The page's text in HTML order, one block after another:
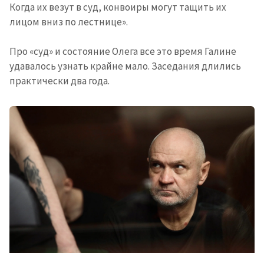
Когда их везут в суд, конвоиры могут тащить их
лицом вниз по лестнице».
Про «суд» и состояние Олега все это время Галине
удавалось узнать крайне мало. Заседания длились
практически два года.